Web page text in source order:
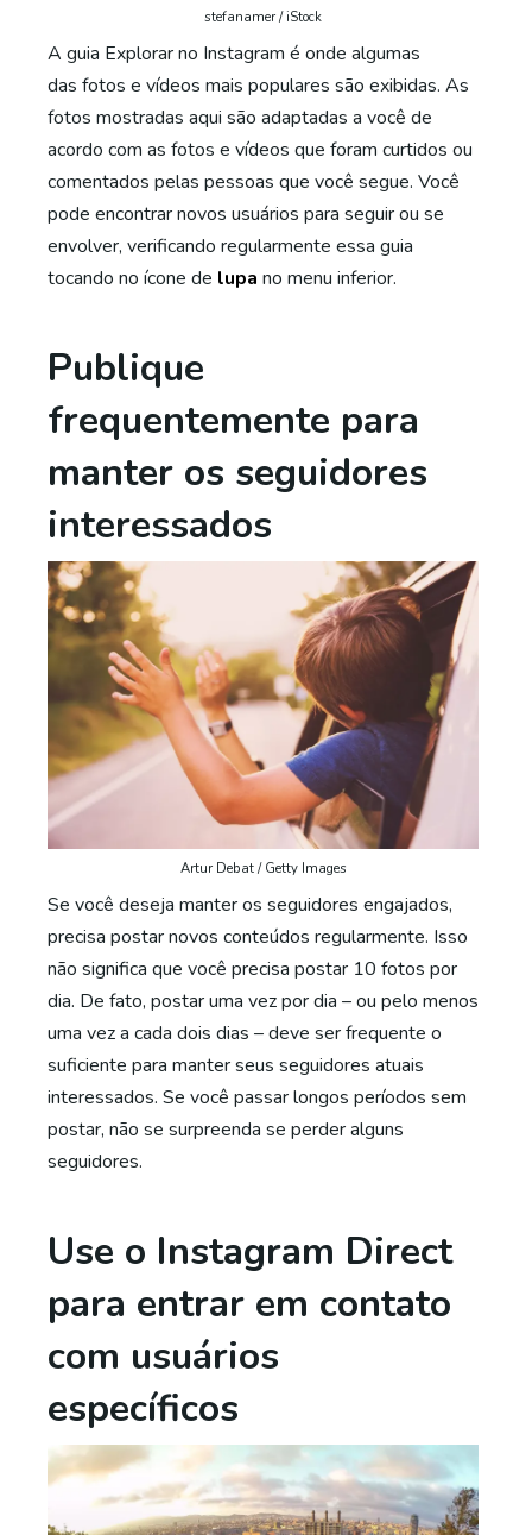
stefanamer / iStock
A guia Explorar no Instagram é onde algumas
das fotos e vídeos mais populares são exibidas. As
fotos mostradas aqui são adaptadas a você de
acordo com as fotos e vídeos que foram curtidos ou
comentados pelas pessoas que você segue. Você
pode encontrar novos usuários para seguir ou se
envolver, verificando regularmente essa guia
tocando no ícone de lupa no menu inferior.
Publique
frequentemente para
manter os seguidores
interessados
Artur Debat / Getty Images
Se você deseja manter os seguidores engajados,
precisa postar novos conteúdos regularmente. Isso
não significa que você precisa postar 10 fotos por
dia. De fato, postar uma vez por dia – ou pelo menos
uma vez a cada dois dias – deve ser frequente o
suficiente para manter seus seguidores atuais
interessados. Se você passar longos períodos sem
postar, não se surpreenda se perder alguns
seguidores.
Use o Instagram Direct
para entrar em contato
com usuários
específicos